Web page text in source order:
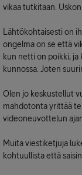
vikaa tutkitaan.
Lähtökohtaisesti on
ongelma on se että
kun netti on poikki, ja
kunnossa. Joten
Olen jo keskustellut
mahdotonta yrittää
videoneuvottelun
Muita viestiketjuja
kohtuullista että